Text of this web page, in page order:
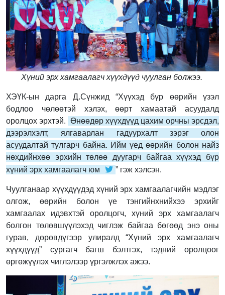
Хүний эрх хамгаалагч хүүхдүүд чуулган болжээ.
ХЭҮК-ын дарга Д.Сүнжид “Хүүхэд бүр өөрийн үзэл
бодлоо чөлөөтэй хэлэх, өөрт хамаатай асуудалд
оролцох эрхтэй. Өнөөдөр хүүхдүүд цахим орчны эрсдэл,
дээрэлхэлт, ялгаварлан гадуурхалт зэрэг олон
асуудалтай тулгарч байна. Ийм үед өөрийн болон найз
нөхдийнхөө эрхийн төлөө дуугарч байгаа хүүхэд бүр
хүний эрх хамгаалагч юм
” гэж хэлсэн.
Чуулганаар хүүхдүүдэд хүний эрх хамгаалагчийн мэдлэг
олгож, өөрийн болон үе тэнгийнхнийхээ эрхийг
хамгаалах идэвхтэй оролцогч, хүний эрх хамгаалагч
болгон төлөвшүүлэхэд чиглэж байгаа бөгөөд энэ оны
гурав, дөрөвдүгээр улиралд “Хүний эрх хамгаалагч
хүүхдүүд” сургагч багш бэлтгэх, тэдний оролцоог
өргөжүүлэх чиглэлээр үргэлжлэх ажээ.